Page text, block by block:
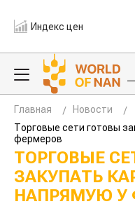
Индекс цен
Главная
Новости
Торговые сети готовы
фермеров
ТОРГОВЫЕ
ЗАКУПАТЬ
НАПРЯМУЮ У